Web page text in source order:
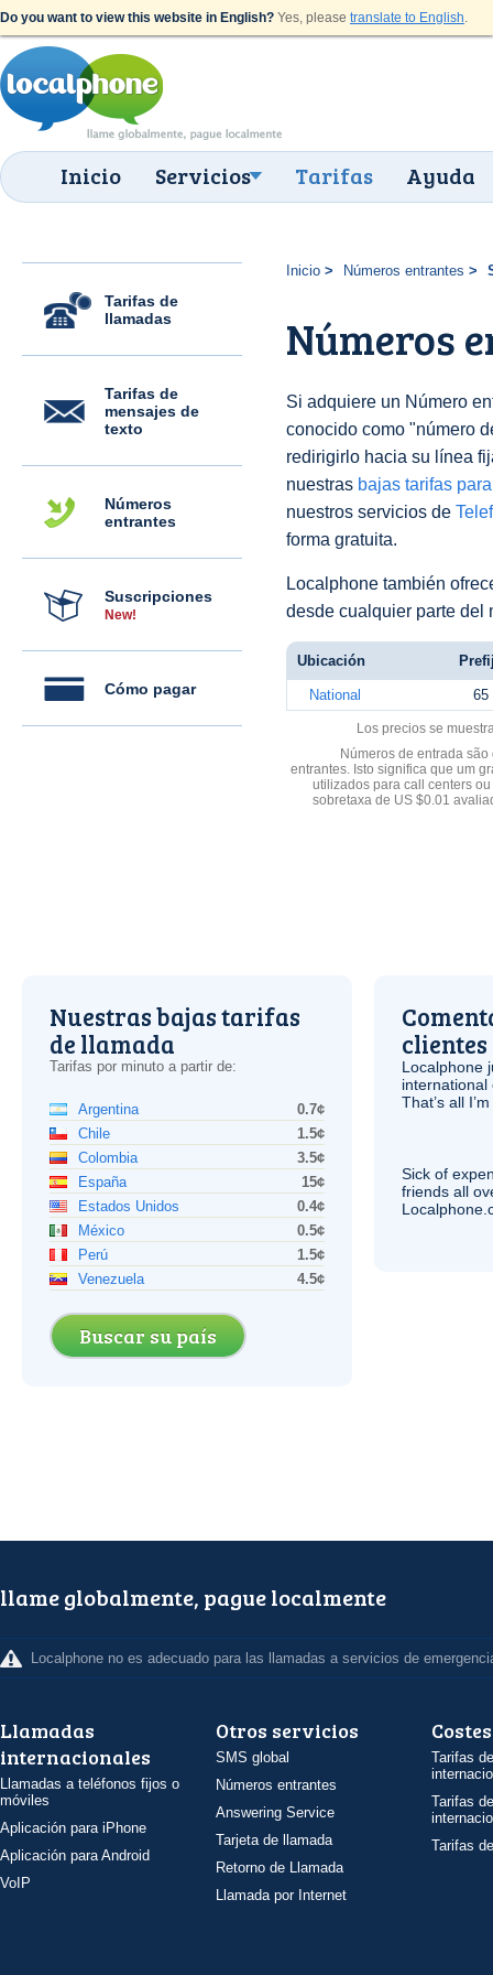
Do you want to view this website in English? Yes, please translate to English.
Inicio Servicios Tarifas Ayuda
Tarifas de
llamadas
Tarifas de
mensajes de
texto
Números
entrantes
Suscripciones
New!
Cómo pagar
Inicio Números entrantes
Números
Si adquiere un Número
conocido como "número
redirigirlo hacia su línea
nuestras bajas tarifas
nuestros servicios de
forma gratuita.
Localphone también
desde cualquier parte del
Ubicación
National 65
Los precios se
Números de entrada
entrantes. Isto significa que um
utilizados para call centers
sobretaxa de US $0.01
Nuestras bajas tarifas
de llamada
Tarifas por minuto a partir de:
Argentina
0.7¢
Chile
1.5¢
Colombia
3.5¢
España
15¢
Estados Unidos
0.4¢
México
0.5¢
Perú
1.5¢
Venezuela
4.5¢
Buscar su país
clientes
Localphone
international
That’s all
Sick of
friends all
llame globalmente, pague localmente
Localphone no es adecuado para las llamadas a servicios de
Llamadas
internacionales
Llamadas a teléfonos fijos o
móviles
Aplicación para iPhone
Aplicación para Android
VoIP
Otros servicios
SMS global
Números entrantes
Answering Service
Tarjeta de llamada
Retorno de Llamada
Llamada por Internet
Costes
Tarifas
Tarifas
Tarifas